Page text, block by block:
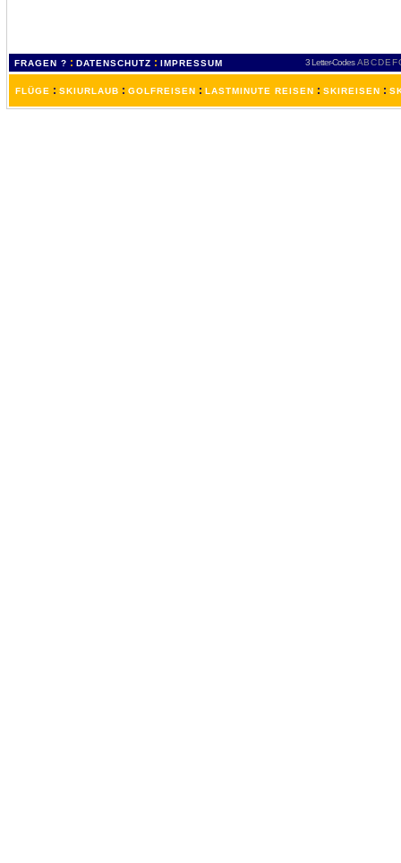
FRAGEN ? : DATENSCHUTZ : IMPRESSUM 3 Letter-Codes ABCDEF
FLÜGE : SKIURLAUB : GOLFREISEN : LASTMINUTE REISEN : SKIREISEN :